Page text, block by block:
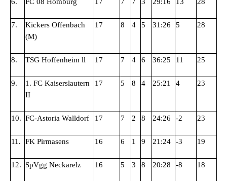
7.
Kickers Offenbach
(M)
17 8 4 5 31:26 5 28
8. TSG Hoffenheim ll 17 7 4 6 36:25 11 25
9.
1. FC Kaiserslautern
II
17 5 8 4 25:21 4 23
10. FC-Astoria Walldorf 17 7 2 8 24:26 -2 23
11. FK Pirmasens 16 6 1 9 21:24 -3 19
12. SpVgg Neckarelz 16 5 3 8 20:28 -8 18